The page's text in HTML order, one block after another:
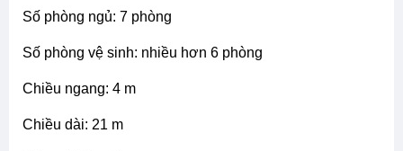
số phòng ngủ: 7 phòng
số phòng vệ sinh: nhiều hơn 6 phòng
chiều ngang: 4 m
chiều dài: 21 m